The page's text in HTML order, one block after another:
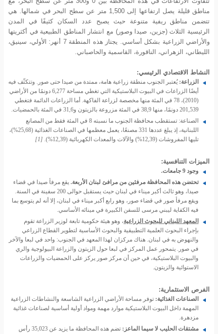
مناطق قليلة يصل ارتفاعها إلى 1,500 متر عن سطح البحر في شمالها. هي
تتضمن مناطق ريفية متنوعة حيث يصبح عدد السكان كثيفًا في المدن
الرئيسية الثلاث (جزين، صيدا وصور) مع انتشار المناطق الطبيعية في أكثريتها
والأراضي الزراعية بشكل أساسي. يجتاز هذه المنطقة 7 أنهر: الأولي، سينيق،
الليطاني، الزهراني، الناقورة، القاسمية والحاصباني.
النشاط الاقتصادي الرئيسي:
الزراعة: يُعتبر الجنوب منطقة زراعية هامة، ممتدة من صيدا حتى صور. وتتكثّف فيه
أيضًا الزراعات في البيوت البلاستيكية التي تغطي مساحة 6,277 دونمًا من الأراضي
(2010)، 78 في المئة منها مخصصة لزراعة الفاكهة. أما الزراعات الدائمة فتغطي
201,539 دونمًا، منها 38,9 في المئة مزروعة بالزيتون و31,6 في المئة بالحمضيات.
الصناعة: تستقطب محافظة الجنوب ما نسبته 8 في المئة فقط من المصانع
اللبنانية، إذ يبلغ عددها 331 مصنعًا، يعمل معظمها في الصناعات الغذائية (25,68%)،
تليها المفروشات (12,39%) والآلات والمعدات الكهربائية (12,39%)
.
[1]
الميزات التنافسية:
وجود 9 جامعات.
تحتضن هذه المحافظة مرفئين من مرافئ لبنان الأربعة. يقع مرفأ صيدا في قضاء
صيدا، وهو ثالث أكبر ميناء في لبنان حيث يستقبل حوالى 200 سفينة في السنة.
ويقع مرفأ صور في قضاء صور، وهو رابع أكبر ميناء في لبنان، إلا أنه لم يتوسع بما
فيه الكفاية ليبني مرسى للسفن الكبيرة في مينائه الأساسي.
المعهد اللبناني للبحوث الزراعية، وهو هيئة حكومية تابعة لوزير الزراعة تقوم
بإجراء البحوث العلمية التطبيقية والبحوث الأساسية لتطوير القطاع الزراعي
والنهوض به في لبنان. هناك مركزان لهذا المعهد في الجنوب: واحد في لبعا والآخر
في صور. يتمحور عمل المركز في لبعا حول الزيتون والزراعة البيولوجية والري
والبيوت البلاستيكية، في حين أن مركز صور يركز على الحمضيات والزراعات
الاستوائية والزيتون.
الفرص الاستثمارية:
الصناعات الغذائية: توفر مساحة الأراضي الزراعية الشاسعة والنشاطات الزراعية
المهمة داخل البيوت البلاستيكية موارد مهمة ومواد أولية أساسية لصناعات غذائية
مزدهرة.
مشتقات الحليب لا سيما الماعز:
تضم هذه المحافظة ما يزيد عن 35,023 رأس